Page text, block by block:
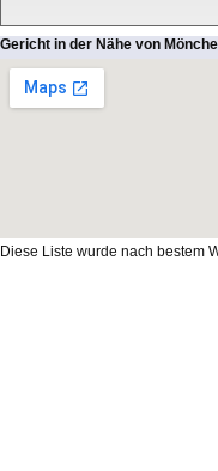
Gericht in der Nähe von
Diese Liste wurde nach bestem